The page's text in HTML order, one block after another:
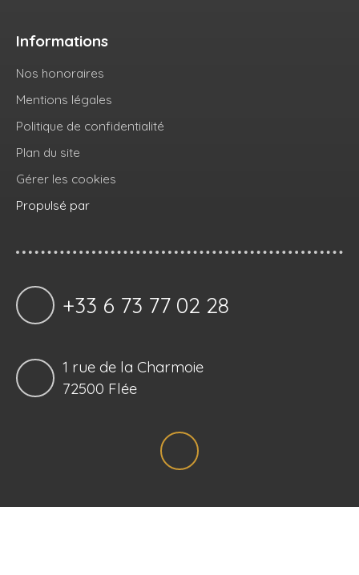
Informations
Nos honoraires
Mentions légales
Politique de confidentialité
Plan du site
Gérer les cookies
Propulsé par
+33 6 73 77 02 28
1 rue de la Charmoie
72500 Flée